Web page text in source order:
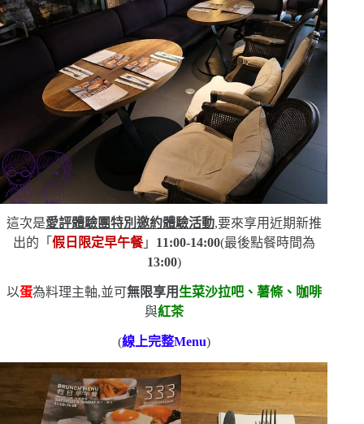
這次是愛評體驗團特別邀約體驗活動,要來享用近期新推
出的「 假日限定早午餐」 11:00-14:00(最後點餐時間為
13:00)
以蛋為料理主軸,並可無限享用生菜沙拉吧、薯條、咖啡
與紅茶
(線上完整Menu)